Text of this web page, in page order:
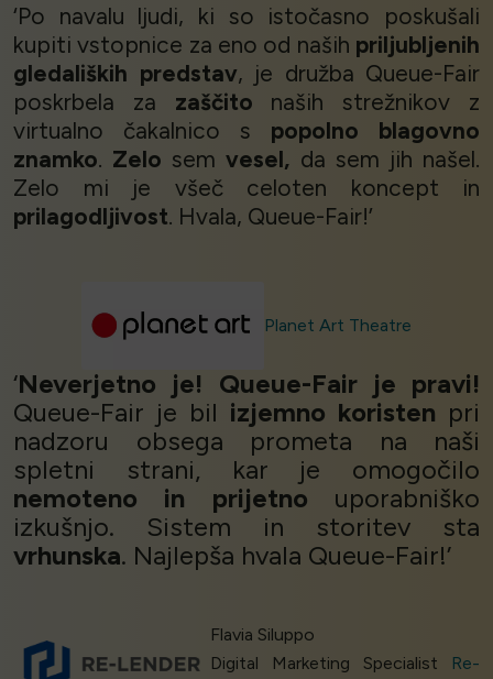
‘Po navalu ljudi, ki so istočasno poskušali
kupiti vstopnice za eno od naših priljubljenih
gledaliških predstav, je družba Queue-Fair
poskrbela za zaščito naših strežnikov z
virtualno čakalnico s popolno blagovno
znamko. Zelo semvesel, da sem jih našel.
Zelo mi je všeč celoten koncept in
prilagodljivost. Hvala, Queue-Fair!’
Planet Art Theatre
‘Neverjetno je! Queue-Fair je pravi!
Queue-Fair je bil izjemno koristen pri
nadzoru obsega prometa na naši
spletni strani, kar je omogočilo
nemoteno in prijetno uporabniško
izkušnjo. Sistem in storitev sta
vrhunska. Najlepša hvala Queue-Fair!’
Flavia Siluppo
Digital Marketing Specialist
Re-